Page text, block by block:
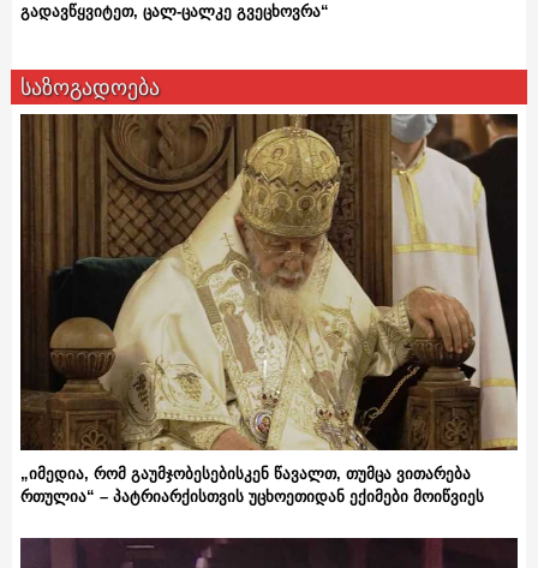
გადავწყვიტეთ, ცალ-ცალკე გვეცხოვრა“
საზოგადოება
„იმედია, რომ გაუმჯობესებისკენ წავალთ, თუმცა ვითარება
რთულია“ – პატრიარქისთვის უცხოეთიდან ექიმები მოიწვიეს